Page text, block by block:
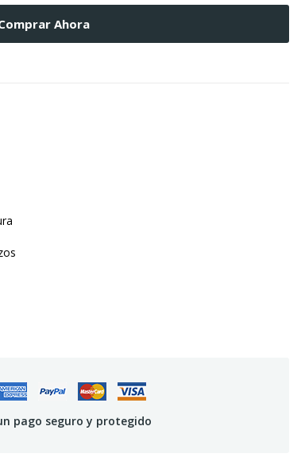
Ahora
pago seguro y protegido